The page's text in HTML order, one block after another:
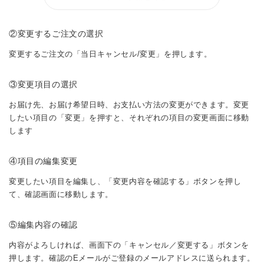
②変更するご注文の選択
変更するご注文の「当日キャンセル/変更」を押します。
③変更項目の選択
お届け先、お届け希望日時、お支払い方法の変更ができます。変更
したい項目の「変更」を押すと、それぞれの項目の変更画面に移動
します
④項目の編集変更
変更したい項目を編集し、「変更内容を確認する」ボタンを押し
て、確認画面に移動します。
⑤編集内容の確認
内容がよろしければ、画面下の「キャンセル／変更する」ボタンを
押します。確認のEメールがご登録のメールアドレスに送られます。